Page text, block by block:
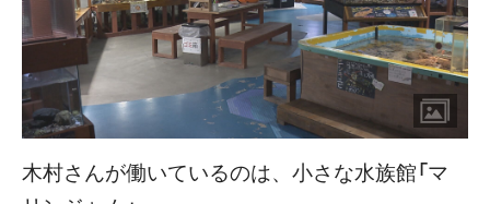
木村さんが働いているのは、小さな水族館「マ